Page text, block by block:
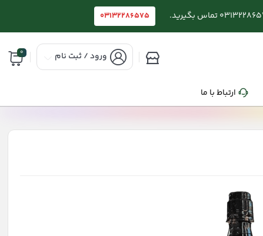
03132286575
ورود / ثبت نام 0
ارتباط با ما